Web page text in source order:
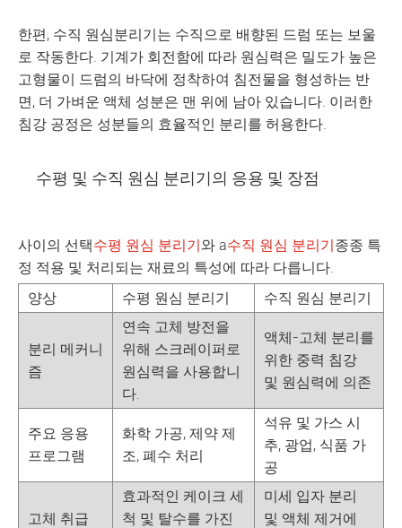
한편, 수직 원심분리기는 수직으로 배향된 드럼 또는 보울
로 작동한다. 기계가 회전함에 따라 원심력은 밀도가 높은
고형물이 드럼의 바닥에 정착하여 침전물을 형성하는 반
면, 더 가벼운 액체 성분은 맨 위에 남아 있습니다. 이러한
침강 공정은 성분들의 효율적인 분리를 허용한다.
수평 및 수직 원심 분리기의 응용 및 장점
사이의 선택수평 원심 분리기와 a수직 원심 분리기종종 특
정 적용 및 처리되는 재료의 특성에 따라 다릅니다.
양상
수평 원심 분리기 수직 원심 분리기
분리 메커니
즘
연속 고체 방전을
위해 스크레이퍼로
원심력을 사용합니
다.
액체-고체 분리를
위한 중력 침강
및 원심력에 의존
주요 응용
프로그램
화학 가공, 제약 제
조, 폐수 처리
석유 및 가스 시
추, 광업, 식품 가
공
고체 취급
효과적인 케이크 세
척 및 탈수를 가진
미세 입자 분리
및 액체 제거에